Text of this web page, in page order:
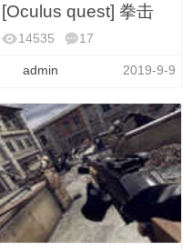
[Oculus quest] 拳击
14535
17
admin 2019-9-9